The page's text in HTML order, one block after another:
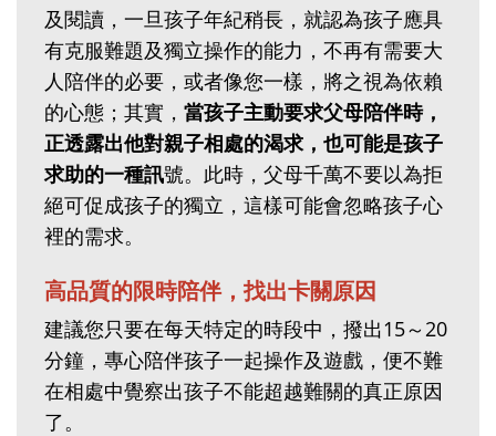
及閱讀，一旦孩子年紀稍長，就認為孩子應具
有克服難題及獨立操作的能力，不再有需要大
人陪伴的必要，或者像您一樣，將之視為依賴
的心態；其實， 當孩子主動要求父母陪伴時，
正透露出他對親子相處的渴求，也可能是孩子
求助的一種訊號。此時，父母千萬不要以為拒
絕可促成孩子的獨立，這樣可能會忽略孩子心
裡的需求。
高品質的限時陪伴，找出卡關原因
建議您只要在每天特定的時段中，撥出15～20
分鐘，專心陪伴孩子一起操作及遊戲，便不難
在相處中覺察出孩子不能超越難關的真正原因
了。